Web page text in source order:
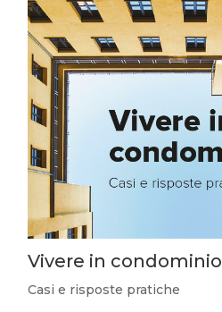
Vivere in condominio
Casi e risposte pratiche